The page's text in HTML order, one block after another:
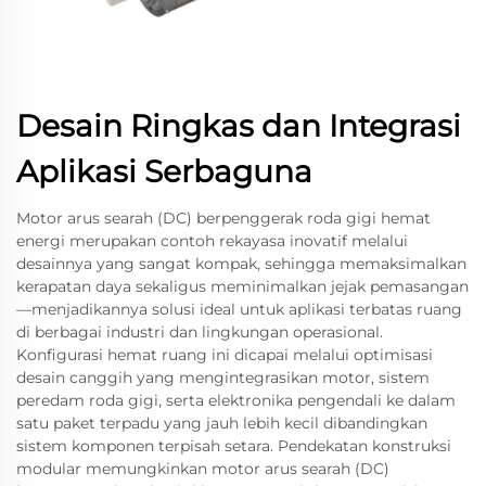
Desain Ringkas dan Integrasi
Aplikasi Serbaguna
Motor arus searah (DC) berpenggerak roda gigi hemat
energi merupakan contoh rekayasa inovatif melalui
desainnya yang sangat kompak, sehingga memaksimalkan
kerapatan daya sekaligus meminimalkan jejak pemasangan
—menjadikannya solusi ideal untuk aplikasi terbatas ruang
di berbagai industri dan lingkungan operasional.
Konfigurasi hemat ruang ini dicapai melalui optimisasi
desain canggih yang mengintegrasikan motor, sistem
peredam roda gigi, serta elektronika pengendali ke dalam
satu paket terpadu yang jauh lebih kecil dibandingkan
sistem komponen terpisah setara. Pendekatan konstruksi
modular memungkinkan motor arus searah (DC)